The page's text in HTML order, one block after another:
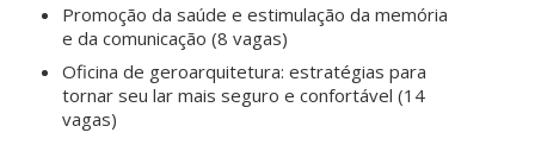
Promoção da saúde e estimulação da memória
e da comunicação (8 vagas)
Oficina de geroarquitetura: estratégias para
tornar seu lar mais seguro e confortável (14
vagas)